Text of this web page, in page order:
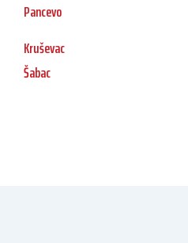
Pancevo
Kruševac
Šabac